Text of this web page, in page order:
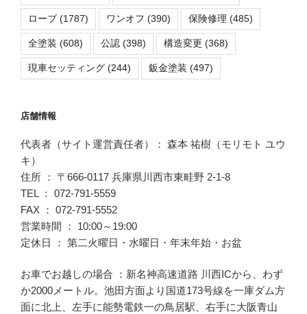
ローブ (1787) ワンオフ (390) 保険修理 (485)
全塗装 (608) 公認 (398) 構造変更 (368)
現車セッティング (244) 鈑金塗装 (497)
店舗情報
代表者（サイト運営責任者）： 森本 祐樹（モリモト ユウ
キ）
住所 ： 〒666-0117 兵庫県川西市東畦野 2-1-8
TEL ： 072-791-5559
FAX ： 072-791-5552
営業時間 ： 10:00～19:00
定休日 ： 第二火曜日・水曜日・年末年始・お盆
お車でお越しの場合 ：新名神高速道路 川西ICから、わず
か2000メートル。池田方面より国道173号線を一庫ダム方
面に北上、左手に能勢電鉄一の鳥居駅、右手に大阪青山